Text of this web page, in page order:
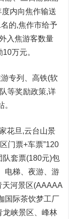
内向焦作输送
的,焦作市给予
入焦游客数量
万元。
专列、高铁(软
等奖励政策,详
花旦,云台山景
门票+车票”120
队套票(180元)包
电梯、夜游、游
河景区(AAAAA
国际茶饮梦工厂
龙峡景区、峰林